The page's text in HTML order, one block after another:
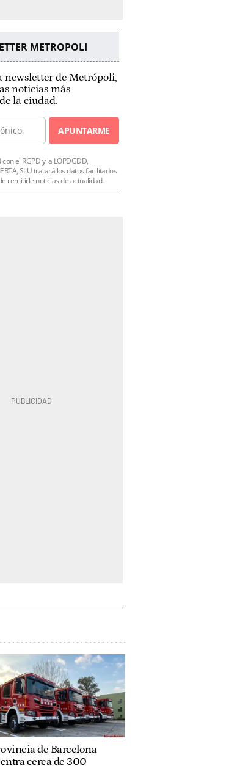
METROPOLI
newsletter de Metrópoli,
noticias más
la ciudad.
APUNTARME
el RGPD y la LOPDGDD,
SLU tratará los datos facilitados
remitirle noticias de actualidad.
de Barcelona
cerca de 300